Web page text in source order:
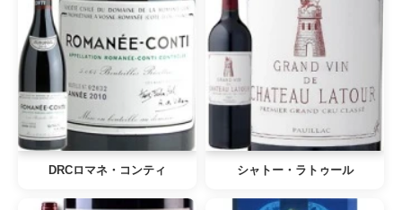
DRCロマネ・コンティ シャトー・ラトゥール